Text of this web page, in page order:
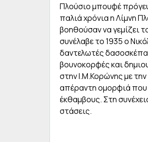
Πλούσιο μπουφέ
παλιά χρόνια η Λίμνη
βοηθούσαν να γεμίζει
συνέλαβε το 1935 ο
δαντελωτές
βουνοκορφές και
στην Ι.Μ.Κορώνης με
απέραντη ομορφιά που
έκθαμβους. Στη
στάσεις.